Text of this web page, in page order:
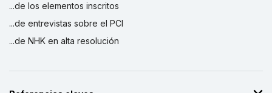
...de los elementos inscritos
...de entrevistas sobre el PCI
...de NHK en alta resolución